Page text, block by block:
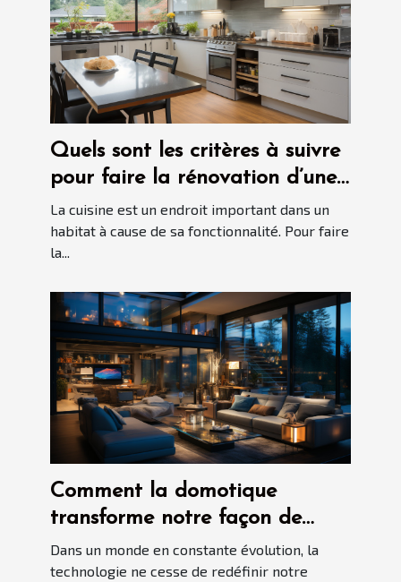
Quels sont les critères à suivre
pour faire la rénovation d’une
cuisine dans votre habitat ?
La cuisine est un endroit important dans un
habitat à cause de sa fonctionnalité. Pour faire
la...
Comment la domotique
transforme notre façon de
vivre ?
Dans un monde en constante évolution, la
technologie ne cesse de redéfinir notre